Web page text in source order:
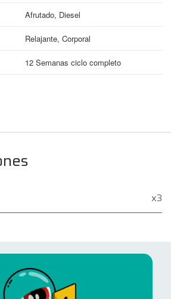
Afrutado, Diesel
Relajante, Corporal
12 Semanas ciclo completo
x3